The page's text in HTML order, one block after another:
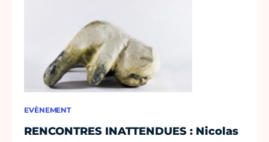
EVÈNEMENT
RENCONTRES INATTENDUES : Nicolas